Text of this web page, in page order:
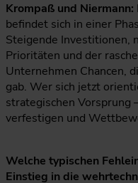
Krompaß und Niermann:
befindet sich in einer
Steigende Investitionen,
Prioritäten und der
Unternehmen Chancen,
gab. Wer sich jetzt
strategischen Vorsprung
verfestigen und
Welche typischen
Einstieg in die